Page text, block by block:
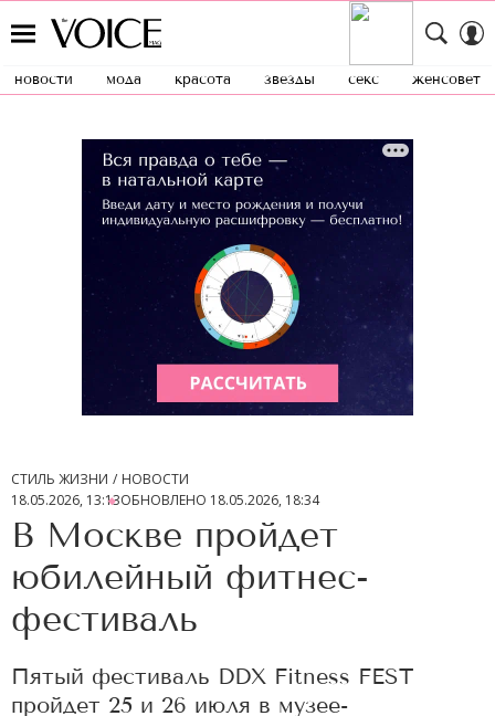
новости мода красота звезды секс женсовет
СТИЛЬ ЖИЗНИ
НОВОСТИ
18.05.2026, 13:13ОБНОВЛЕНО 18.05.2026, 18:34
В Москве пройдет
юбилейный фитнес-
фестиваль
Пятый фестиваль DDX Fitness FEST
пройдет 25 и 26 июля в музее-